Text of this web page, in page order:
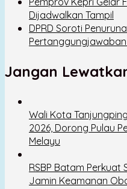
Dijadwalkan Tampil
DPRD Soroti
Pertanggungjawaban
Jangan
Wali Kota
2026, Dorong Pulau
Melayu
RSBP Batam Perkuat
Jamin Keamanan